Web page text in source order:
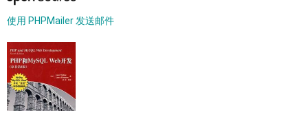
使用 PHPMailer 发送邮件